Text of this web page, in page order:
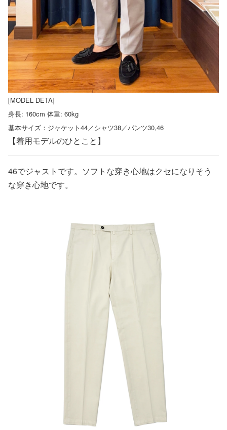
[MODEL DETA]
身長: 160cm 体重: 60kg
基本サイズ：ジャケット44／シャツ38／パンツ30,46
【着用モデルのひとこと】
46でジャストです。ソフトな穿き心地はクセになりそう
な穿き心地です。